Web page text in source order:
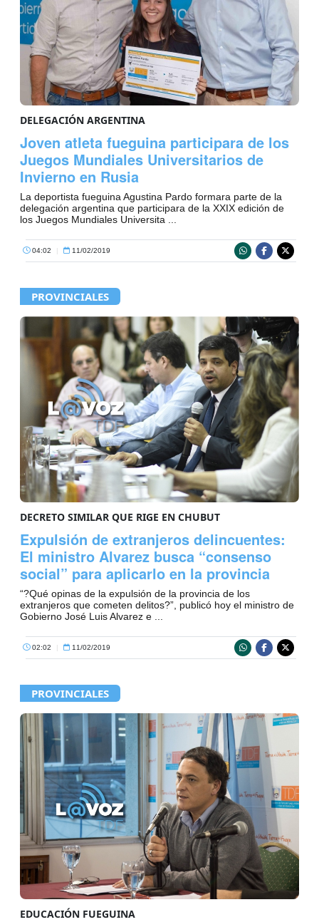
DELEGACIÓN ARGENTINA
Joven atleta fueguina participara de los
Juegos Mundiales Universitarios de
Invierno en Rusia
La deportista fueguina Agustina Pardo formara parte de la
delegación argentina que participara de la XXIX edición de
los Juegos Mundiales Universita ...
04:02 | 11/02/2019
PROVINCIALES
DECRETO SIMILAR QUE RIGE EN CHUBUT
Expulsión de extranjeros delincuentes:
El ministro Alvarez busca “consenso
social” para aplicarlo en la provincia
“?Qué opinas de la expulsión de la provincia de los
extranjeros que cometen delitos?”, publicó hoy el ministro de
Gobierno José Luis Alvarez e ...
02:02 11/02/2019
PROVINCIALES
EDUCACIÓN FUEGUINA